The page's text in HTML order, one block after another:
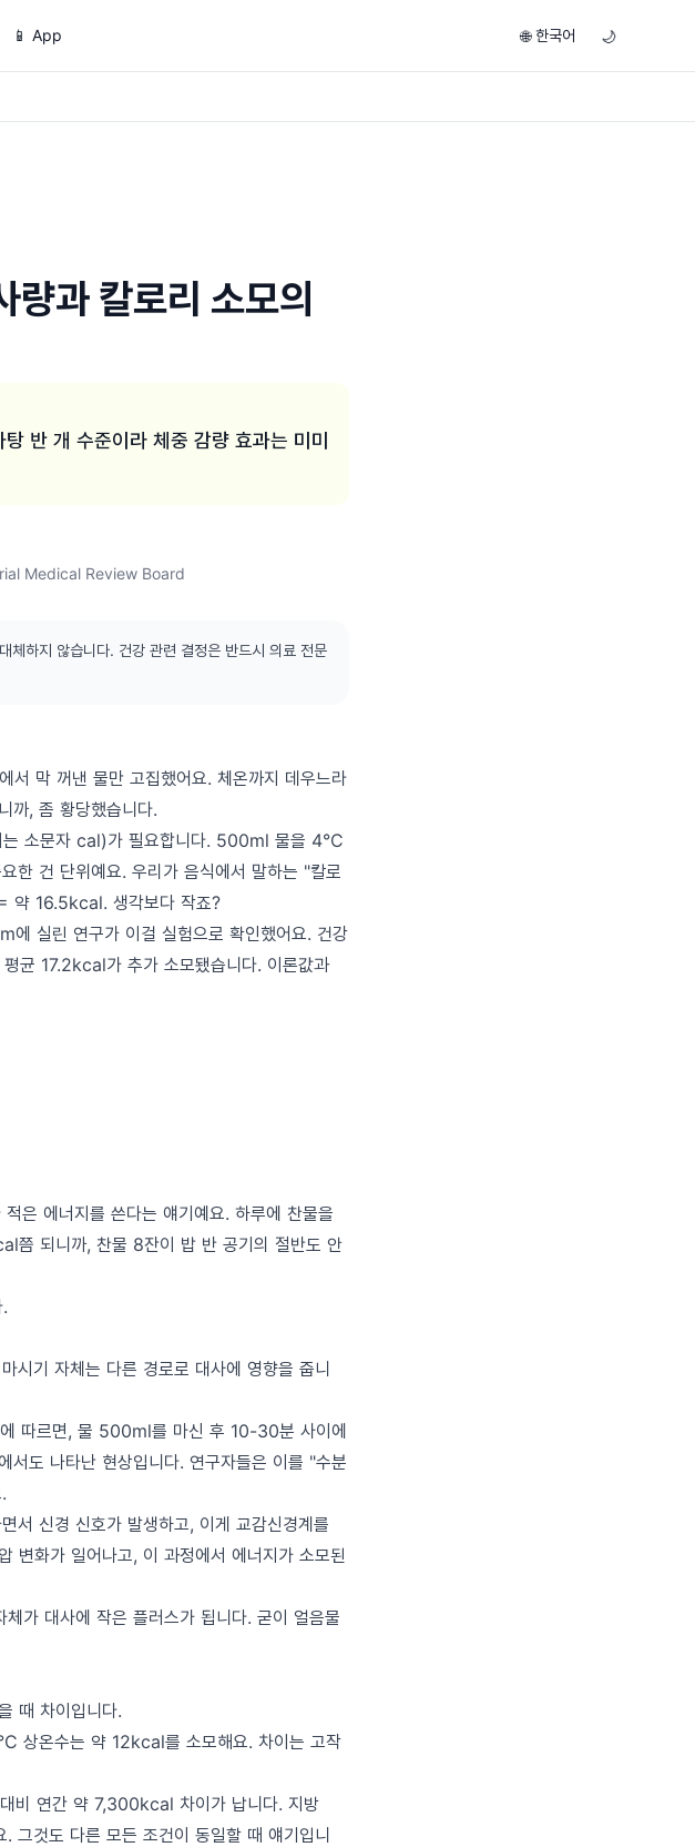
📱 App 🌐 한국어 🌙
과 칼로리 소모의
반 개 수준이라 체중 감량 효과는 미미
Medical Review Board
체하지 않습니다. 건강 관련 결정은 반드시 의료 전문
서 막 꺼낸 물만 고집했어요. 체온까지 데우느라
까, 좀 황당했습니다.
는 소문자 cal)가 필요합니다. 500ml 물을 4°C
건 단위예요. 우리가 음식에서 말하는 "칼로
약 16.5kcal. 생각보다 작죠?
린 연구가 이걸 실험으로 확인했어요. 건강
균 17.2kcal가 추가 소모됐습니다. 이론값과
은 에너지를 쓴다는 얘기예요. 하루에 찬물을
되니까, 찬물 8잔이 밥 반 공기의 절반도 안
시기 자체는 다른 경로로 대사에 영향을 줍니
르면, 물 500ml를 마신 후 10-30분 사이에
도 나타난 현상입니다. 연구자들은 이를 "수분
서 신경 신호가 발생하고, 이게 교감신경계를
변화가 일어나고, 이 과정에서 에너지가 소모된
가 대사에 작은 플러스가 됩니다. 굳이 얼음물
때 차이입니다.
상온수는 약 12kcal를 소모해요. 차이는 고작
비 연간 약 7,300kcal 차이가 납니다. 지방
것도 다른 모든 조건이 동일할 때 얘기입니